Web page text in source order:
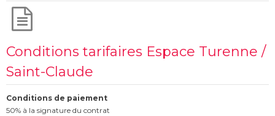
Conditions tarifaires Espace Turenne /
Saint-Claude
Conditions de paiement
50% à la signature du contrat